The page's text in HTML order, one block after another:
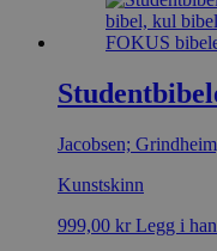
Jacobsen;
Kunstskinn
999,00 kr Legg i